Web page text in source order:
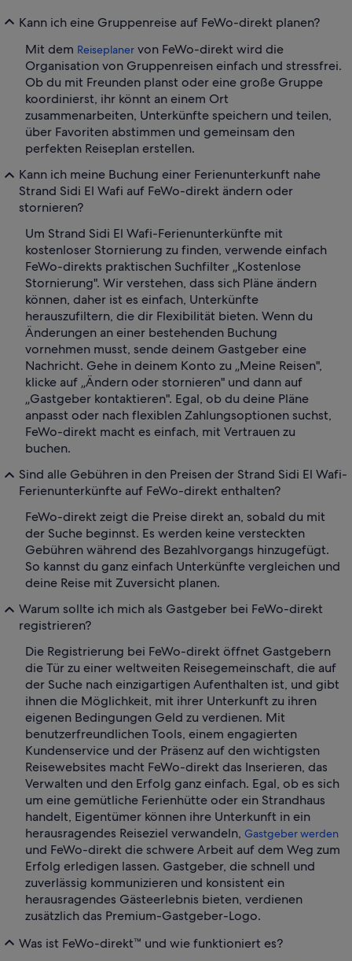
Kann ich eine Gruppenreise auf FeWo-direkt planen?
Mit dem Reiseplaner von FeWo-direkt wird die
Organisation von Gruppenreisen einfach und stressfrei.
Ob du mit Freunden planst oder eine große Gruppe
koordinierst, ihr könnt an einem Ort
zusammenarbeiten, Unterkünfte speichern und teilen,
über Favoriten abstimmen und gemeinsam den
perfekten Reiseplan erstellen.
Kann ich meine Buchung einer Ferienunterkunft nahe
Strand Sidi El Wafi auf FeWo-direkt ändern oder
stornieren?
Um Strand Sidi El Wafi-Ferienunterkünfte mit
kostenloser Stornierung zu finden, verwende einfach
FeWo-direkts praktischen Suchfilter „Kostenlose
Stornierung". Wir verstehen, dass sich Pläne ändern
können, daher ist es einfach, Unterkünfte
herauszufiltern, die dir Flexibilität bieten. Wenn du
Änderungen an einer bestehenden Buchung
vornehmen musst, sende deinem Gastgeber eine
Nachricht. Gehe in deinem Konto zu „Meine Reisen",
klicke auf „Ändern oder stornieren" und dann auf
„Gastgeber kontaktieren". Egal, ob du deine Pläne
anpasst oder nach flexiblen Zahlungsoptionen suchst,
FeWo-direkt macht es einfach, mit Vertrauen zu
buchen.
Sind alle Gebühren in den Preisen der Strand Sidi El Wafi-
Ferienunterkünfte auf FeWo-direkt enthalten?
FeWo-direkt zeigt die Preise direkt an, sobald du mit
der Suche beginnst. Es werden keine versteckten
Gebühren während des Bezahlvorgangs hinzugefügt.
So kannst du ganz einfach Unterkünfte vergleichen und
deine Reise mit Zuversicht planen.
Warum sollte ich mich als Gastgeber bei FeWo-direkt
registrieren?
Die Registrierung bei FeWo-direkt öffnet Gastgebern
die Tür zu einer weltweiten Reisegemeinschaft, die auf
der Suche nach einzigartigen Aufenthalten ist, und gibt
ihnen die Möglichkeit, mit ihrer Unterkunft zu ihren
eigenen Bedingungen Geld zu verdienen. Mit
benutzerfreundlichen Tools, einem engagierten
Kundenservice und der Präsenz auf den wichtigsten
Reisewebsites macht FeWo-direkt das Inserieren, das
Verwalten und den Erfolg ganz einfach. Egal, ob es sich
um eine gemütliche Ferienhütte oder ein Strandhaus
handelt, Eigentümer können ihre Unterkunft in ein
herausragendes Reiseziel verwandeln, Gastgeber werden
und FeWo-direkt die schwere Arbeit auf dem Weg zum
Erfolg erledigen lassen. Gastgeber, die schnell und
zuverlässig kommunizieren und konsistent ein
herausragendes Gästeerlebnis bieten, verdienen
zusätzlich das Premium-Gastgeber-Logo.
Was ist FeWo-direkt™ und wie funktioniert es?